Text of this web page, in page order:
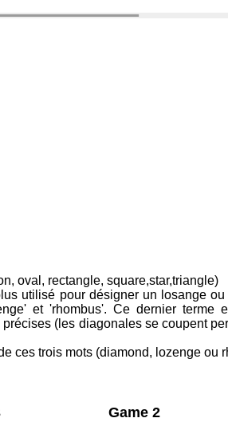
oval, rectangle, square,star,triangle)
utilisé pour désigner un losange
et 'rhombus'. Ce dernier terme
(les diagonales se coupent
ces trois mots (diamond, lozenge ou
Game 2